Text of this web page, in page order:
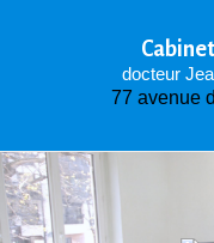
docteur
77 avenue